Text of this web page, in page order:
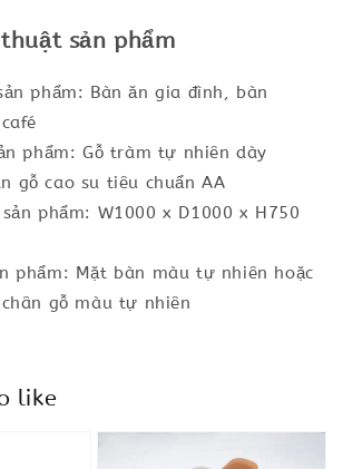
sản phẩm
phẩm: Bàn ăn gia đình, bàn
phẩm: Gỗ tràm tự nhiên dày
gỗ cao su tiêu chuẩn AA
phẩm: W1000 x D1000 x H750
phẩm: Mặt bàn màu tự nhiên hoặc
gỗ màu tự nhiên
like